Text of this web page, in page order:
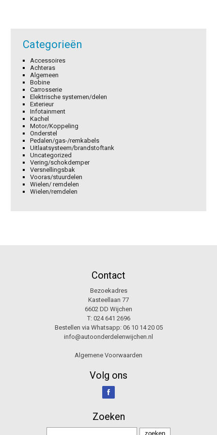
Categorieën
Accessoires
Achteras
Algemeen
Bobine
Carrosserie
Elektrische systemen/delen
Exterieur
Infotainment
Kachel
Motor/Koppeling
Onderstel
Pedalen/gas-/remkabels
Uitlaatsysteem/brandstoftank
Uncategorized
Vering/schokdemper
Versnellingsbak
Vooras/stuurdelen
Wielen/ remdelen
Wielen/remdelen
Contact
Bezoekadres
Kasteellaan 77
6602 DD Wijchen
T: 024 641 2696
Bestellen via Whatsapp: 06 10 14 20 05
info@autoonderdelenwijchen.nl
Algemene Voorwaarden
Volg ons
Zoeken